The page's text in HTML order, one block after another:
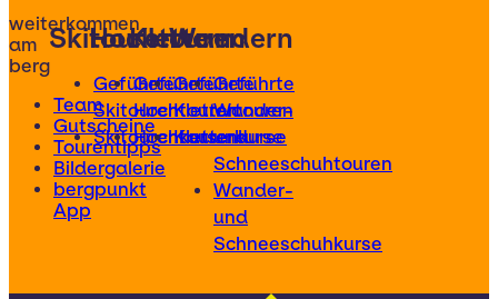
weiterkommen
am
berg
Team
Gutscheine
Tourentipps
Bildergalerie
bergpunkt
App
Skitouren
Geführte
Skitouren
Skitourenkurse
Hochtouren
Geführte
Hochtouren
Hochtourenkurse
Klettern
Geführte
Klettertouren
Kletterkurse
Wandern
Geführte
Wander-
und
Schneeschuhtouren
Wander-
und
Schneeschuhkurse